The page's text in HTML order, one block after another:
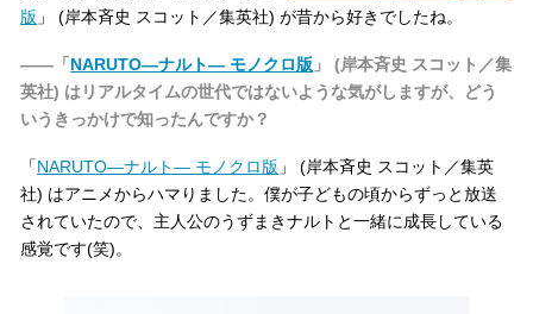
版 」 (岸本斉史 スコット／集英社) が昔から好きでしたね。
――「 NARUTO―ナルト― モノクロ版 」 (岸本斉史 スコット／集
英社) はリアルタイムの世代ではないような気がしますが、どう
いうきっかけで知ったんですか？
「NARUTO―ナルト― モノクロ版 」 (岸本斉史 スコット／集英
社) はアニメからハマりました。僕が子どもの頃からずっと放送
されていたので、主人公のうずまきナルトと一緒に成長している
感覚です(笑)。